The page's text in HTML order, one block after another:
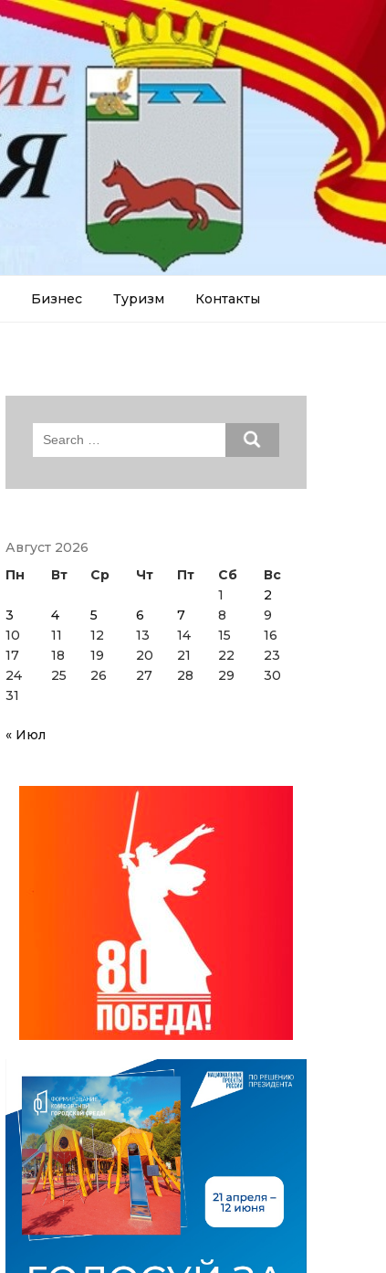
Бизнес Туризм Контакты
Search
Август 2026
Пн
Вт Ср Чт Пт Сб
Вс
1
2
3
4 5 6 7 8
9
10
11 12 13 14 15
16
17
18 19 20 21 22
23
24
25 26 27 28 29
30
31
« Июл